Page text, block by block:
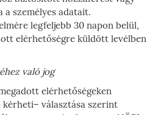
személyes adatait.
legfeljebb 30 napon belül,
elérhetőségre küldött levélben
való jog
elérhetőségeken
választása szerint